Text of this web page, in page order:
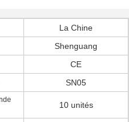
La Chine
Shenguang
CE
SN05
10 unités